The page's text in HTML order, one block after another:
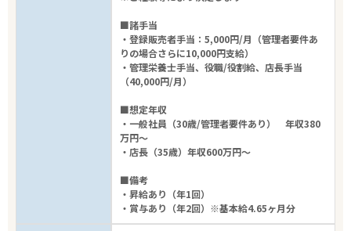
■諸手当
・登録販売者手当：5,000円/月（管理者要件あ
りの場合さらに10,000円支給）
・管理栄養士手当、役職/役割給、店長手当
（40,000円/月）
■想定年収
・一般社員（30歳/管理者要件あり） 年収380
万円～
・店長（35歳）年収600万円～
■備考
・昇給あり（年1回）
・賞与あり（年2回）※基本給4.65ヶ月分